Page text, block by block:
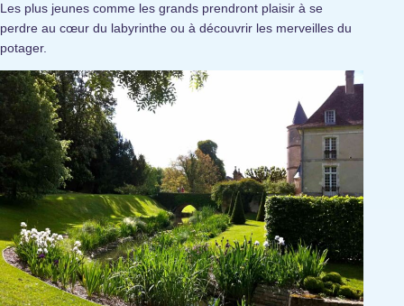
Les plus jeunes comme les grands prendront plaisir à se
perdre au cœur du labyrinthe ou à découvrir les merveilles du
potager.